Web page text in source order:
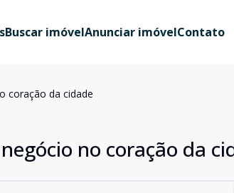
Buscar imóvelAnunciar imóvelContato
coração da cidade
no coração da